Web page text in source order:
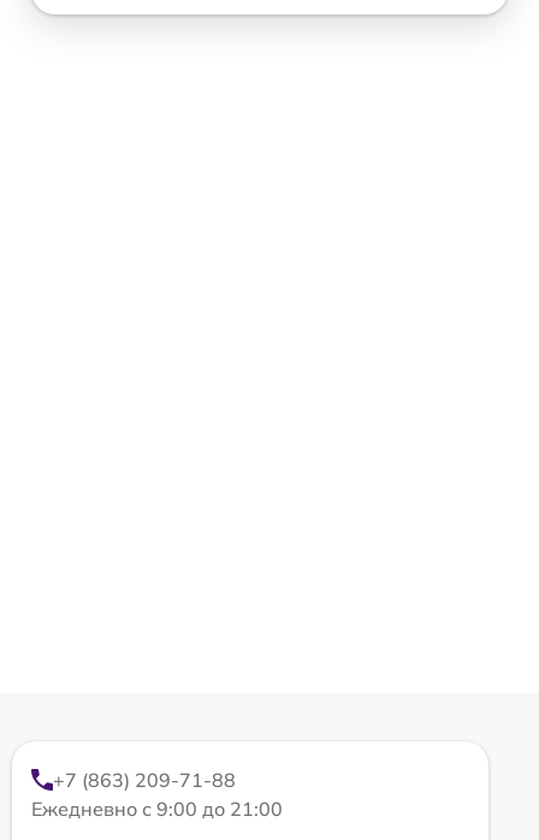
+7 (863) 209-71-88
Ежедневно с 9:00 до 21:00